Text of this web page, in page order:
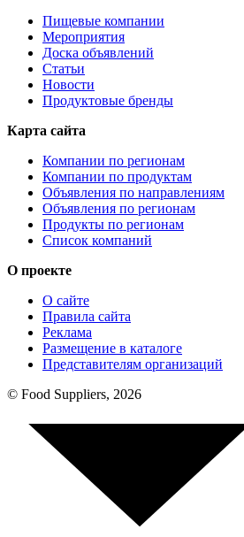
Пищевые компании
Мероприятия
Доска объявлений
Статьи
Новости
Продуктовые бренды
Карта сайта
Компании по регионам
Компании по продуктам
Объявления по направлениям
Объявления по регионам
Продукты по регионам
Список компаний
О проекте
О сайте
Правила сайта
Реклама
Размещение в каталоге
Представителям организаций
© Food Suppliers, 2026